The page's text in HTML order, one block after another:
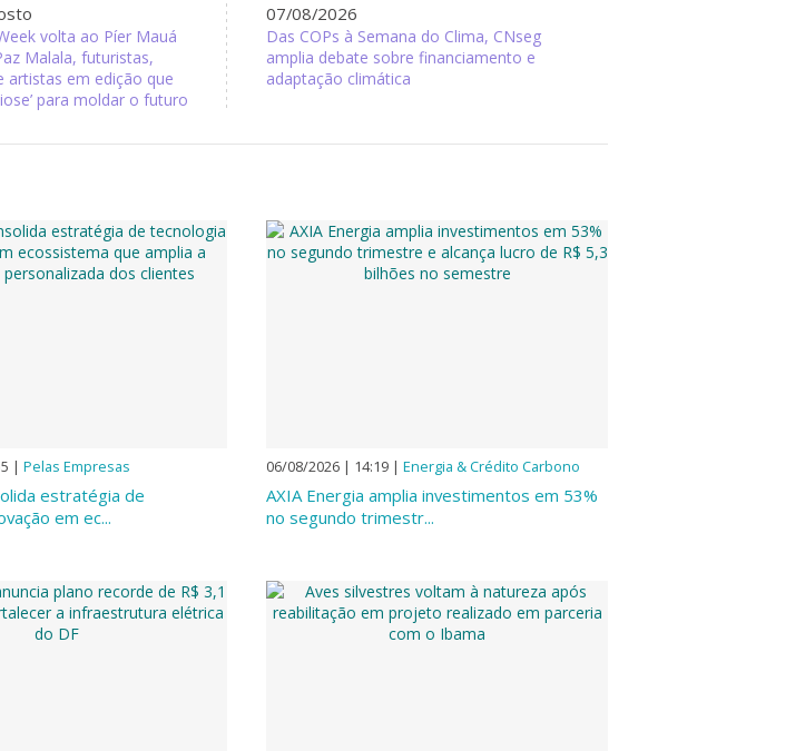
volta ao Píer Mauá
Malala, futuristas,
artistas em edição que
para moldar o futuro
07/08/2026
Das COPs à Semana do Clima, CNseg
amplia debate sobre financiamento e
adaptação climática
| Pelas Empresas
estratégia de
em ec...
06/08/2026 | 14:19 |Energia & Crédito Carbono
AXIA Energia amplia investimentos em 53%
no segundo trimestr...